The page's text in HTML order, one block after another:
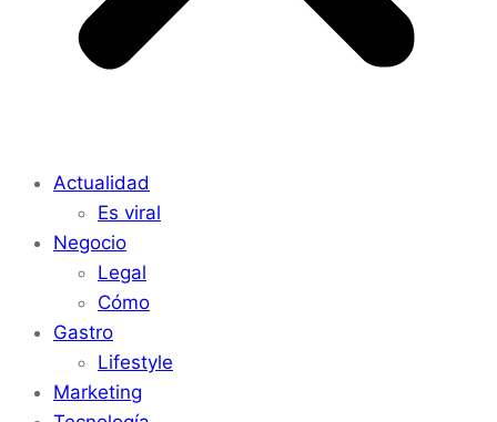
Actualidad
Es viral
Negocio
Legal
Cómo
Gastro
Lifestyle
Marketing